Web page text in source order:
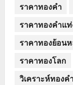
ราคาทองคำ
ราคาทองคำแ
ราคาทองย้อน
ราคาทองโลก
วิเคราะห์ทองค